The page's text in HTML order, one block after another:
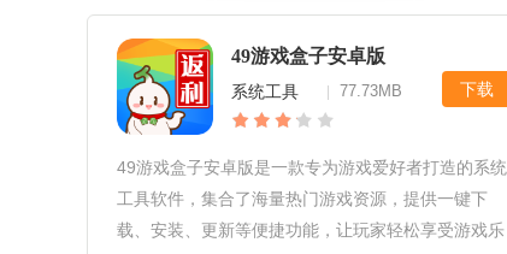
理，包括垃
49游戏盒子安卓版
系统工具 77.73MB 下载
49游戏盒子安卓版是一款专为游戏爱好者打造的系统
工具软件，集合了海量热门游戏资源，提供一键下
载、安装、更新等便捷功能，让玩家轻松享受游戏乐